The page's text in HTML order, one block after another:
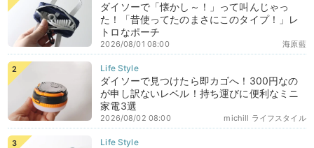
ダイソーで「懐かし～！」って叫んじゃっ
た！「昔使ってたのまさにこのタイプ！」レ
トロなポーチ
海原藍
2026/08/01 08:00
ダイソーで見つけたら即カゴへ！300円なの
が申し訳ないレベル！持ち運びに便利なミニ
家電3選
michill ライフスタイル
2026/08/02 08:00